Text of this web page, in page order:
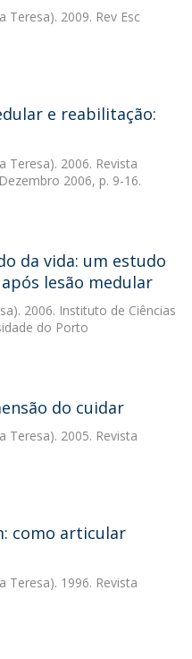
Teresa). 2009. Rev Esc
e reabilitação:
Teresa). 2006. Revista
2006, p. 9-16.
da vida: um estudo
lesão medular
2006. Instituto de Ciências
do Porto
do cuidar
Teresa). 2005. Revista
como articular
Teresa). 1996. Revista